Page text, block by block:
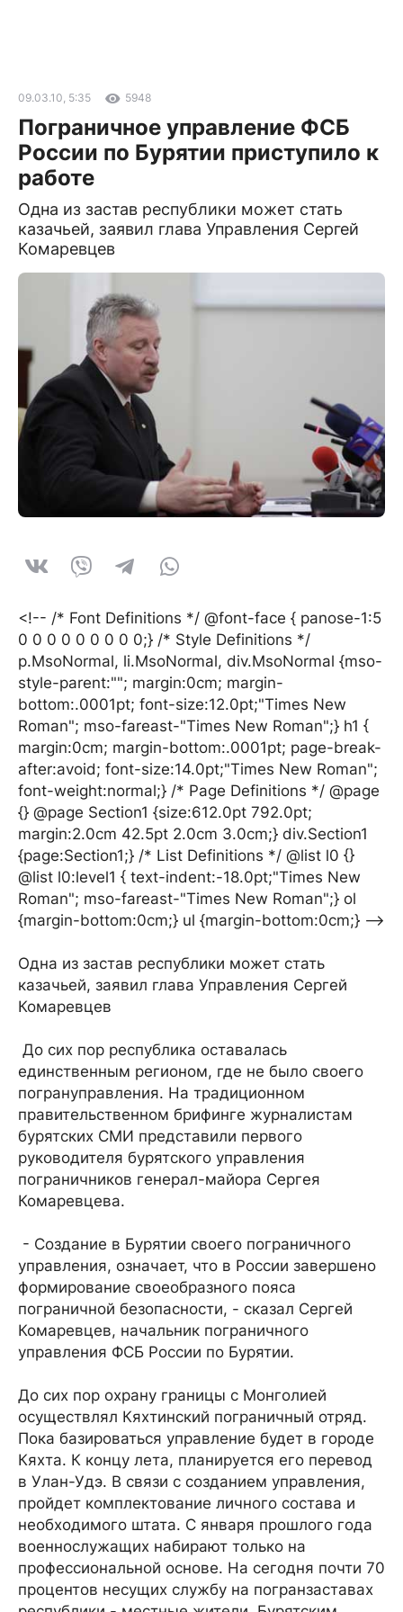
09.03.10, 5:35 5948
Пограничное управление ФСБ
России по Бурятии приступило к
работе
Одна из застав республики может стать
казачьей, заявил глава Управления Сергей
Комаревцев
<!-- /* Font Definitions */ @font-face { panose-1:5
0 0 0 0 0 0 0 0 0;} /* Style Definitions */
p.MsoNormal, li.MsoNormal, div.MsoNormal {mso-
style-parent:""; margin:0cm; margin-
bottom:.0001pt; font-size:12.0pt;"Times New
Roman"; mso-fareast-"Times New Roman";} h1 {
margin:0cm; margin-bottom:.0001pt; page-break-
after:avoid; font-size:14.0pt;"Times New Roman";
font-weight:normal;} /* Page Definitions */ @page
{} @page Section1 {size:612.0pt 792.0pt;
margin:2.0cm 42.5pt 2.0cm 3.0cm;} div.Section1
{page:Section1;} /* List Definitions */ @list l0 {}
@list l0:level1 { text-indent:-18.0pt;"Times New
Roman"; mso-fareast-"Times New Roman";} ol
{margin-bottom:0cm;} ul {margin-bottom:0cm;} -->
Одна из застав республики может стать
казачьей, заявил глава Управления Сергей
Комаревцев
До сих пор республика оставалась
единственным регионом, где не было своего
погрануправления. На традиционном
правительственном брифинге журналистам
бурятских СМИ представили первого
руководителя бурятского управления
пограничников генерал-майора Сергея
Комаревцева.
- Создание в Бурятии своего пограничного
управления, означает, что в России завершено
формирование своеобразного пояса
пограничной безопасности, - сказал Сергей
Комаревцев, начальник пограничного
управления ФСБ России по Бурятии.
До сих пор охрану границы с Монголией
осуществлял Кяхтинский пограничный отряд.
Пока базироваться управление будет в городе
Кяхта. К концу лета, планируется его перевод
в Улан-Удэ. В связи с созданием управления,
пройдет комплектование личного состава и
необходимого штата. С января прошлого года
военнослужащих набирают только на
профессиональной основе. На сегодня почти 70
процентов несущих службу на погранзаставах